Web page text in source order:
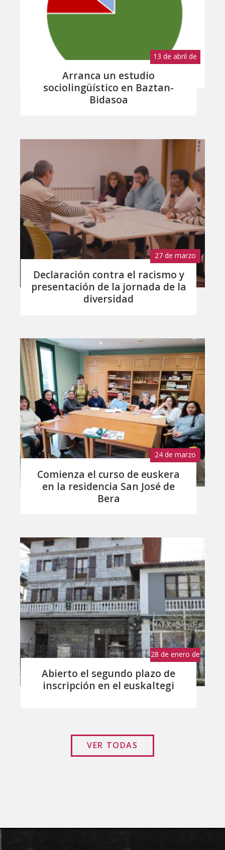
13 de abril de
Arranca un estudio
sociolingüístico en Baztan-
Bidasoa
27 de marzo
Declaración contra el racismo y
presentación de la jornada de la
diversidad
24 de marzo
Comienza el curso de euskera
en la residencia San José de
Bera
28 de enero de
Abierto el segundo plazo de
inscripción en el euskaltegi
VER TODAS